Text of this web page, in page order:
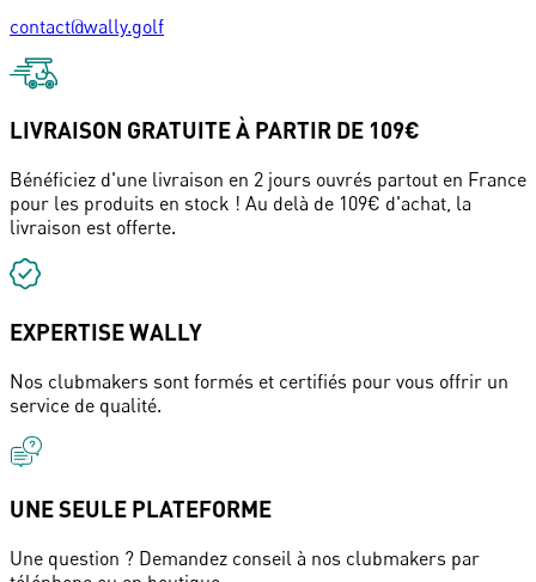
contact@wally.golf
LIVRAISON GRATUITE À PARTIR DE 109€
Bénéficiez d'une livraison en 2 jours ouvrés partout en France
pour les produits en stock ! Au delà de 109€ d'achat, la
livraison est offerte.
EXPERTISE WALLY
Nos clubmakers sont formés et certifiés pour vous offrir un
service de qualité.
UNE SEULE PLATEFORME
Une question ? Demandez conseil à nos clubmakers par